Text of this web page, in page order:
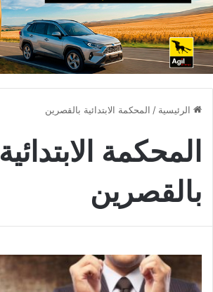
الرئيسية / المحكمة الابتدائية بالقصرين
المحكمة الابتدائية
بالقصرين